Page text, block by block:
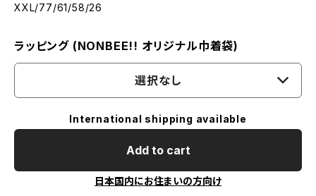
XXL/77/61/58/26
ラッピング (NONBEE!! オリジナル巾着袋)
選択なし
International shipping available
Add to cart
日本国内にお住まいの方向け